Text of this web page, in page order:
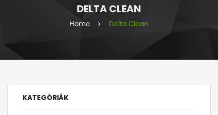
DELTA CLEAN
Home Delta Clean
KATEGÓRIÁK